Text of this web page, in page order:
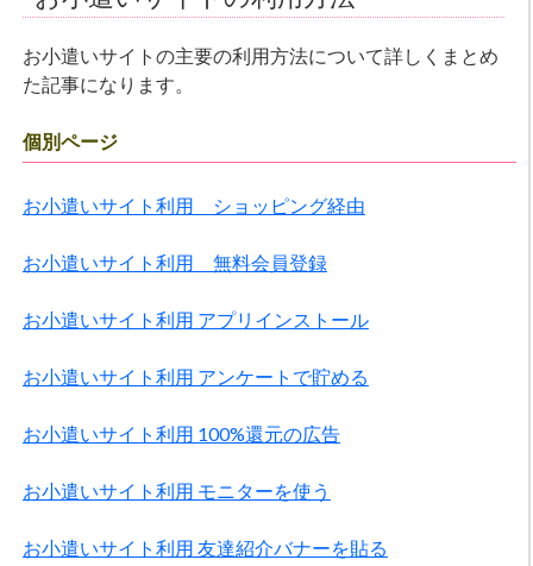
お小遣いサイトの主要の利用方法について詳しくまとめ
た記事になります。
個別ページ
お小遣いサイト利用 ショッピング経由
お小遣いサイト利用 無料会員登録
お小遣いサイト利用 アプリインストール
お小遣いサイト利用 アンケートで貯める
お小遣いサイト利用 100%還元の広告
お小遣いサイト利用 モニターを使う
お小遣いサイト利用 友達紹介バナーを貼る